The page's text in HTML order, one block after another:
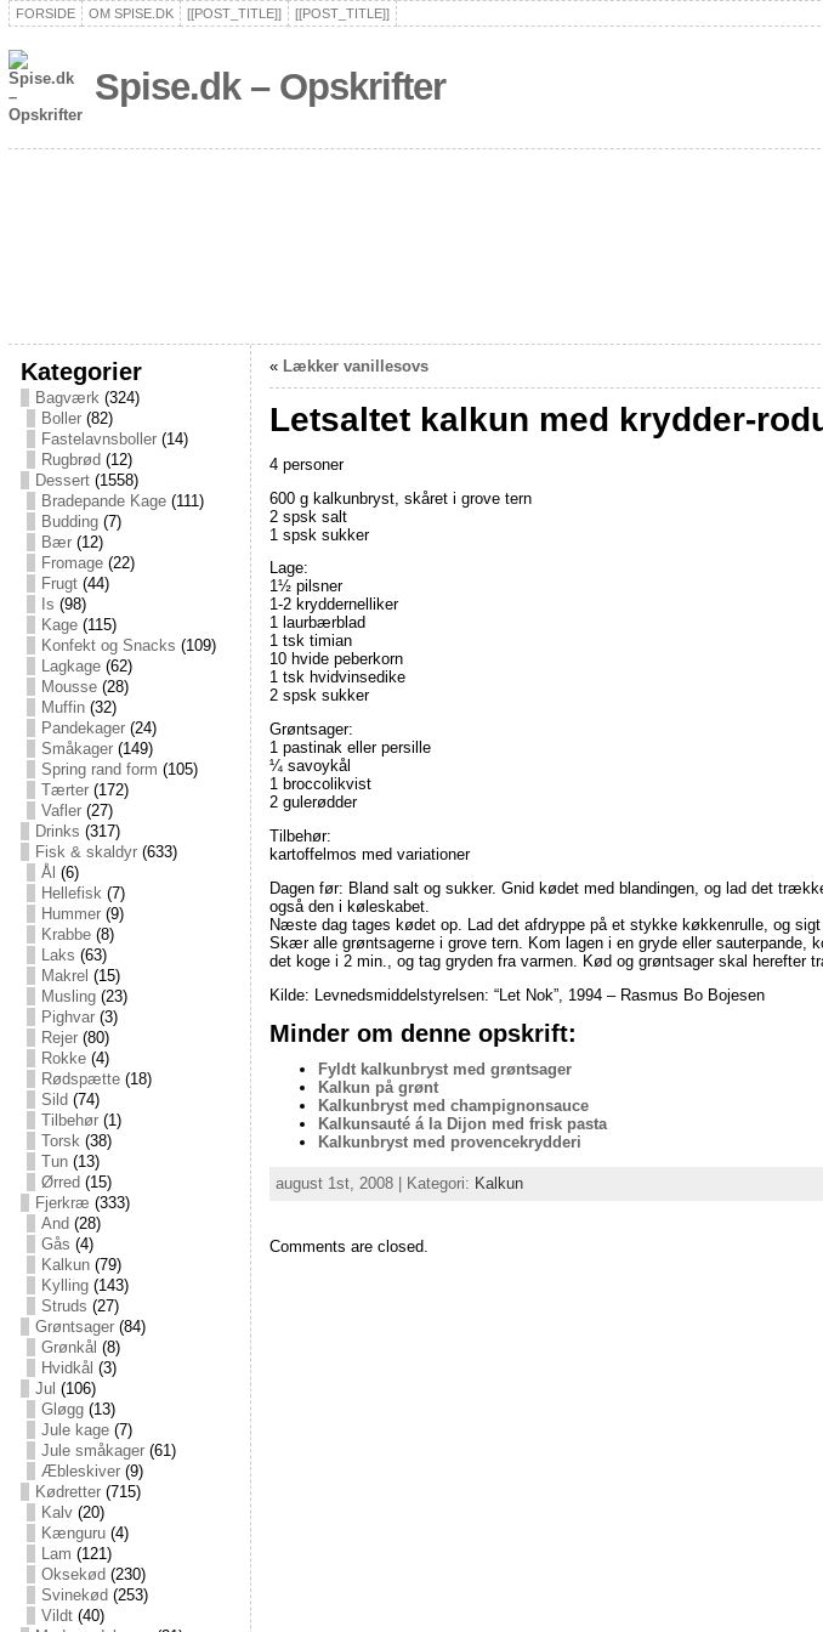
FORSIDE OM SPISE.DK [[POST_TITLE]] [[POST_TITLE]]
Spise.dk – Opskrifter
Kategorier
Bagværk(324)
Boller(82)
Fastelavnsboller(14)
Rugbrød (12)
Dessert(1558)
Bradepande Kage(111)
Budding(7)
Bær(12)
Fromage(22)
Frugt(44)
Is (98)
Kage(115)
Konfekt og Snacks (109)
Lagkage(62)
Mousse(28)
Muffin(32)
Pandekager(24)
Småkager(149)
Spring rand form (105)
Tærter(172)
Vafler(27)
Drinks (317)
Fisk & skaldyr(633)
Ål (6)
Hellefisk(7)
Hummer(9)
Krabbe(8)
Laks (63)
Makrel (15)
Musling(23)
Pighvar(3)
Rejer(80)
Rokke(4)
Rødspætte(18)
Sild (74)
Tilbehør(1)
Torsk(38)
Tun(13)
Ørred (15)
Fjerkræ (333)
And (28)
Gås (4)
Kalkun(79)
Kylling(143)
Struds (27)
Grøntsager(84)
Grønkål (8)
Hvidkål (3)
Jul (106)
Gløgg(13)
Jule kage(7)
Jule småkager(61)
Æbleskiver(9)
Kødretter(715)
Kalv(20)
Kænguru(4)
Lam (121)
Oksekød (230)
Svinekød (253)
Vildt(40)
« Lækker vanillesovs
Letsaltet kalkun med krydder-
4 personer
600 g kalkunbryst, skåret i grove tern
2 spsk salt
1 spsk sukker
Lage:
1½ pilsner
1-2 kryddernelliker
1 laurbærblad
1 tsk timian
10 hvide peberkorn
1 tsk hvidvinsedike
2 spsk sukker
Grøntsager:
1 pastinak eller persille
¼ savoykål
1 broccolikvist
2 gulerødder
Tilbehør:
kartoffelmos med variationer
Dagen før: Bland salt og sukker. Gnid kødet med blandingen, og lad det
også den i køleskabet.
Næste dag tages kødet op. Lad det afdryppe på et stykke køkkenrulle, og sigt
Skær alle grøntsagerne i grove tern. Kom lagen i en gryde eller
det koge i 2 min., og tag gryden fra varmen. Kød og grøntsager skal herefter
Kilde: Levnedsmiddelstyrelsen: “Let Nok”, 1994 – Rasmus Bo Bojesen
Minder om denne opskrift:
Fyldt kalkunbryst med grøntsager
Kalkun på grønt
Kalkunbryst med champignonsauce
Kalkunsauté á la Dijon med frisk pasta
Kalkunbryst med provencekrydderi
august 1st, 2008 | Kategori: Kalkun
Comments are closed.